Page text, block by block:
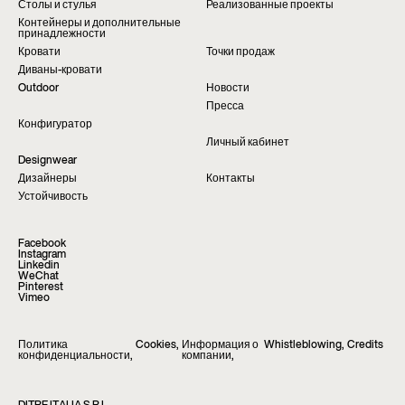
Столы и стулья
Реализованные проекты
Контейнеры и дополнительные
принадлежности
Кровати
Точки продаж
Диваны-кровати
Outdoor
Новости
Пресса
Конфигуратор
Личный кабинет
Designwear
Дизайнеры
Контакты
Устойчивость
Facebook
Instagram
Linkedin
WeChat
Pinterest
Vimeo
Политика
конфиденциальности,
Cookies, Информация о
компании,
Whistleblowing, Credits